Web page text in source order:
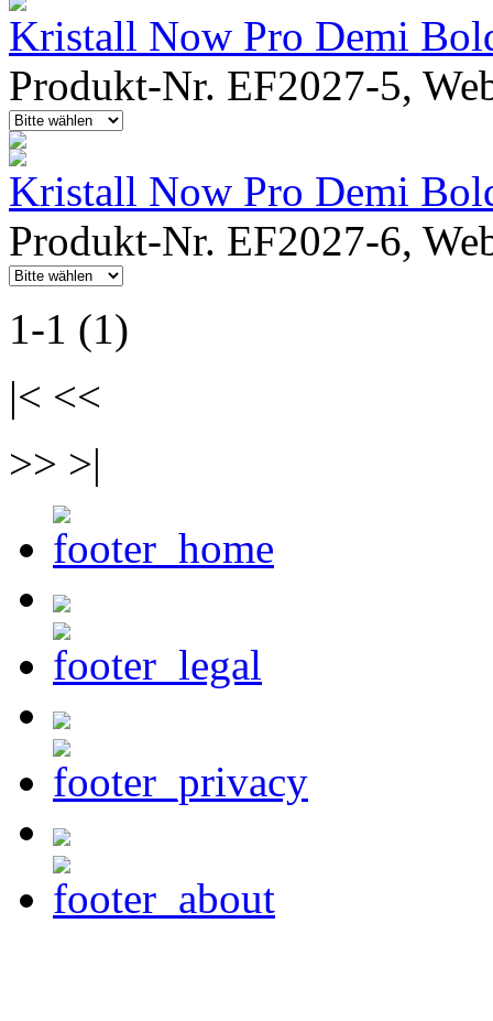
Kristall Now Pro Demi
Produkt-Nr. EF2027-5,
Kristall Now Pro Demi
Produkt-Nr. EF2027-6,
1-1 (1)
|< <<
>> >|